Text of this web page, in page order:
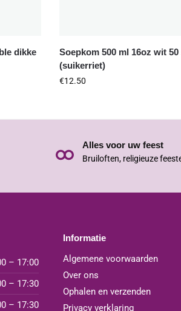
dikke
Soepkom 500 ml 16oz wit
(suikerriet)
€12.50
Alles voor uw feest
Bruiloften, religieuze
– 17:00
– 17:30
– 17:30
Informatie
Algemene voorwaarden
Over ons
Ophalen en verzenden
Privacy verklaring